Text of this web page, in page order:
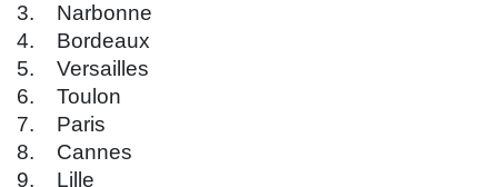
3. Narbonne
4. Bordeaux
5. Versailles
6. Toulon
7. Paris
8. Cannes
9. Lille